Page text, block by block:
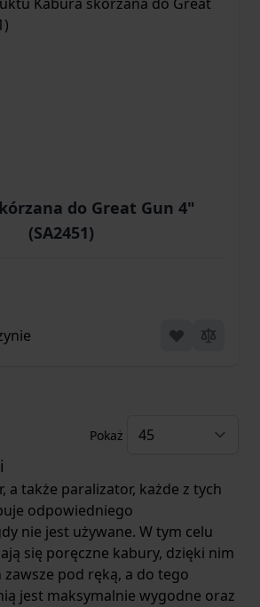
do Great Gun 4"
(SA2451)
Pokaż
a także paralizator, każde z tych
odpowiedniego
nie jest używane. W tym celu
się poręczne kabury, dzięki nim
pod ręką, a do tego
jest maksymalnie wygodne oraz